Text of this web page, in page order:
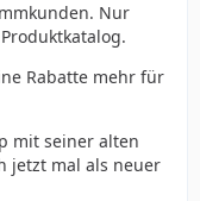
Nur
Rabatte mehr für
mit seiner alten
jetzt mal als neuer